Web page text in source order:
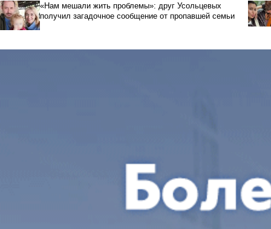
«Нам мешали жить проблемы»: друг Усольцевых
получил загадочное сообщение от пропавшей семьи